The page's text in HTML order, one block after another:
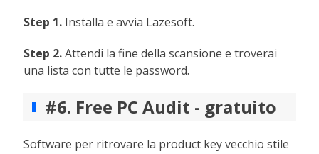
Step 1. Installa e avvia Lazesoft.
Step 2.Attendi la fine della scansione e troverai
una lista con tutte le password.
#6. Free PC Audit - gratuito
Software per ritrovare la product key vecchio stile